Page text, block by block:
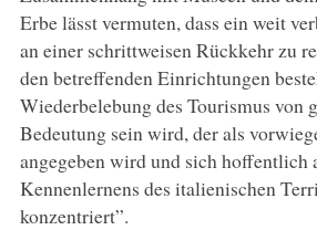
Erbe lässt vermuten, dass ein weit
an einer schrittweisen Rückkehr zu
den betreffenden Einrichtungen
Wiederbelebung des Tourismus von
Bedeutung sein wird, der als
angegeben wird und sich hoffentlich
Kennenlernens des italienischen
konzentriert”.